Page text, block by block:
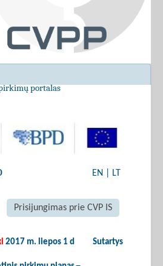
portalas
EN LT
Prisijungimas prie CVP IS
2017 m. liepos 1 d Sutartys